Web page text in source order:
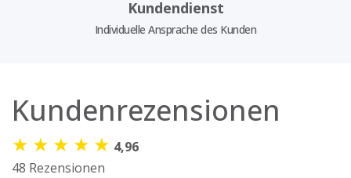
Kundendienst
Individuelle Ansprache des Kunden
Kundenrezensionen
★ ★ ★ ★ ★ 4,96
48 Rezensionen